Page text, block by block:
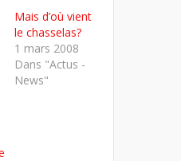
nouvelle
fenêtre)
dans
une
nouvelle
fenêtre)
Mais d’où vient
le chasselas?
1 mars 2008
Dans "Actus -
News"